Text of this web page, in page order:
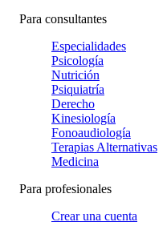
Para consultantes
Especialidades
Psicología
Nutrición
Psiquiatría
Derecho
Kinesiología
Fonoaudiología
Terapias Alternativas
Medicina
Para profesionales
Crear una cuenta